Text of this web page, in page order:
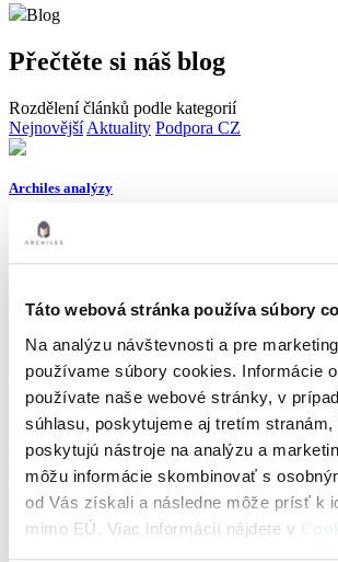
Táto webová stránka používa súbory
Na analýzu návštevnosti a pre
používame súbory cookies. Informácie
používate naše webové stránky, v
súhlasu, poskytujeme aj tretím stranám,
poskytujú nástroje na analýzu a
môžu informácie skombinovať s
od Vás získali a následne môže prísť k
mimo EÚ. Viac informácií nájdete v
Blog
Přečtěte si náš blog
Rozdělení článků podle kategorií
Nejnovější Aktuality Podpora CZ
Archiles analýzy
V snahe poskytnúť pre našich klientov
dokladov a nákladov pomocou automatizácie
predstavili ďalšiu…
Číst dál
Archiles novinky | flexibilné schvaľovanie
Vo vašej spoločnosti by mal každý prijatý
zaúčtovaním prejsť schvaľovaním.
18. 7. 2018
Číst dál
Archiles 2.0 – automatické přidělování účetních